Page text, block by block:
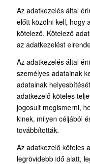
Az adatkezelés által
előtt közölni kell, hogy
kötelező. Kötelező
az adatkezelést
Az adatkezelés által
személyes adatainak
adatainak
adatkezelő köteles
jogosult megismerni,
kinek, milyen céljából
továbbították.
Az adatkezelő köteles
legrövidebb idő alatt,